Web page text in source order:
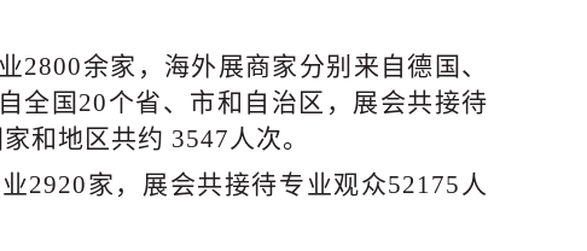
2800余家 ， 海外展商家分别来自德国、
全国20个省、市和自治区 ， 展会共接待
和地区共约 3547人次。
2920家，展会共接待专业观众52175人